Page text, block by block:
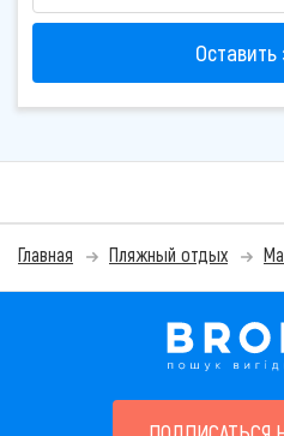
Оставить
Главная Пляжный отдых